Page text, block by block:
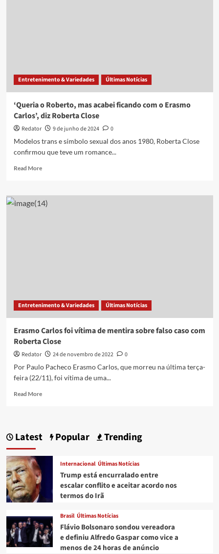
Entretenimento & Variedades Últimas Notícias
‘Queria o Roberto, mas acabei ficando com o Erasmo
Carlos’, diz Roberta Close
Redator 9 de junho de 2024
0
Modelos trans e símbolo sexual dos anos 1980, Roberta Close
confirmou que teve um romance...
Read MoreRead
‘Queria
o
Close
Entretenimento & Variedades Últimas Notícias
Erasmo Carlos foi vítima de mentira sobre falso caso com
Roberta Close
Redator 24 de novembro de 2022
0
Por Paulo Pacheco Erasmo Carlos, que morreu na última terça-
feira (22/11), foi vítima de uma...
Read MoreRead
foi
de
mentira
sobre
caso
com
Roberta
Close
Latest Popular Trending
Internacional Últimas Notícias
Trump está encurralado entre
escalar conflito e aceitar acordo nos
termos do Irã
Brasil Últimas Notícias
Flávio Bolsonaro sondou vereadora
e definiu Alfredo Gaspar como vice a
menos de 24 horas de anúncio